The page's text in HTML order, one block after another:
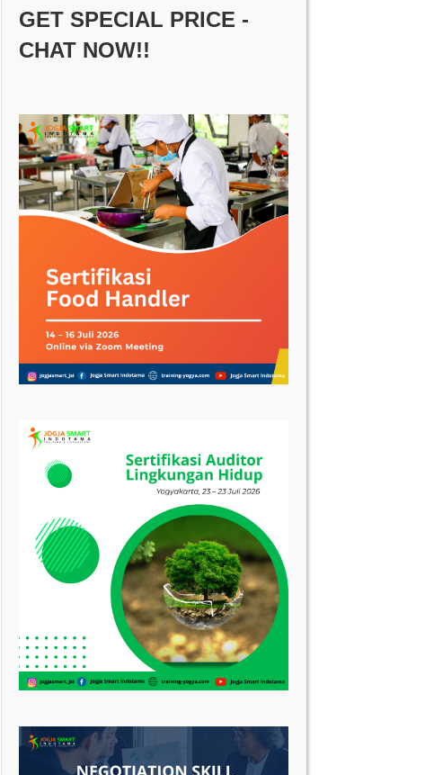
GET SPECIAL PRICE -
CHAT NOW!!